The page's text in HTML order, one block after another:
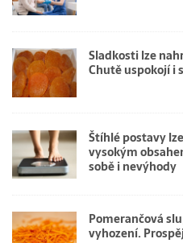
Sladkosti lze
Chutě uspokojí i
Štíhlé postavy
vysokým
sobě i nevýhody
Pomerančová
vyhození.